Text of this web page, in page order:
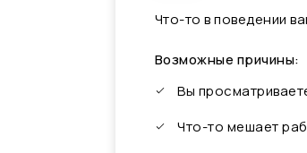
Что-то в поведении
Возможные причины:
Вы
Что-то мешает